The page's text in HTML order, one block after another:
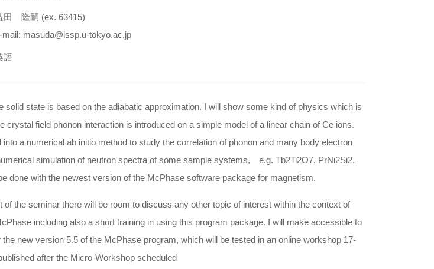
田 隆嗣 (ex. 63415)
mail: masuda@issp.u-tokyo.ac.jp
語
solid state is based on the adiabatic approximation. I will show some kind of physics which is
crystal field phonon interaction is introduced on a simple model of a linear chain of Ce ions.
a numerical ab initio method to study the correlation of phonon and many body electron
simulation of neutron spectra of some sample systems, e.g. Tb2Ti2O7, PrNi2Si2.
done with the newest version of the McPhase software package for magnetism.
of the seminar there will be room to discuss any other topic of interest within the context of
including also a short training in using this program package. I will make accessible to
new version 5.5 of the McPhase program, which will be tested in an online workshop 17-
after the Micro-Workshop scheduled